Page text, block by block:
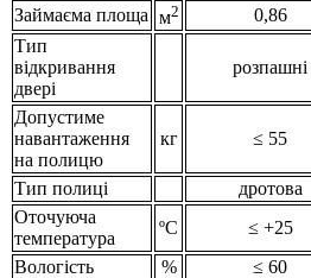
Займаєма площа м2 0,86
Тип
відкривання
двері
розпашні
Допустиме
навантаження
на полицю
кг ≤ 55
Тип полиці дротова
Оточуюча
температура
ºС ≤ +25
Вологість
% ≤ 60